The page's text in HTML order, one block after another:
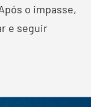
o impasse,
e seguir